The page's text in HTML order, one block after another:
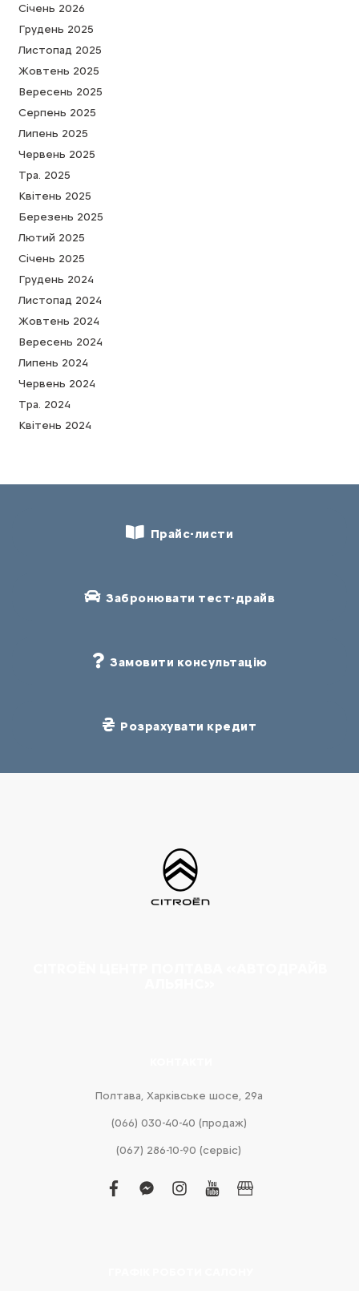
Cічень 2026
Грудень 2025
Листопад 2025
Жовтень 2025
Вересень 2025
Серпень 2025
Липень 2025
Червень 2025
Тра. 2025
Квітень 2025
Березень 2025
Лютий 2025
Cічень 2025
Грудень 2024
Листопад 2024
Жовтень 2024
Вересень 2024
Липень 2024
Червень 2024
Тра. 2024
Квітень 2024
Прайс-листи
Забронювати тест-драйв
Замовити консультацію
Розрахувати кредит
Полтава, Харківське шосе, 29а
(066) 030-40-40 (продаж)
(067) 286-10-90 (сервіс)
facebook
facebook-
instagram
youtubebusiness